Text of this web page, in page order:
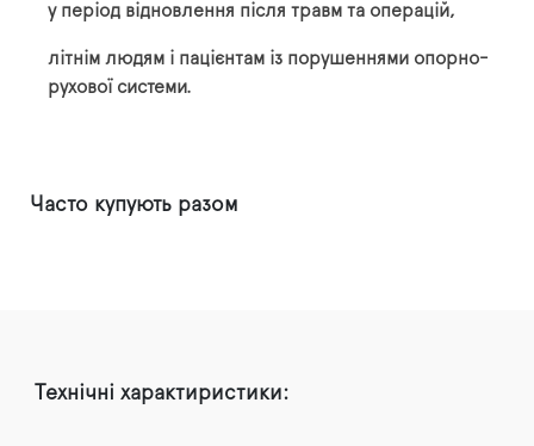
у період відновлення після травм та операцій,
літнім людям і пацієнтам із порушеннями опорно-
рухової системи.
Часто купують разом
Технічні характиристики: